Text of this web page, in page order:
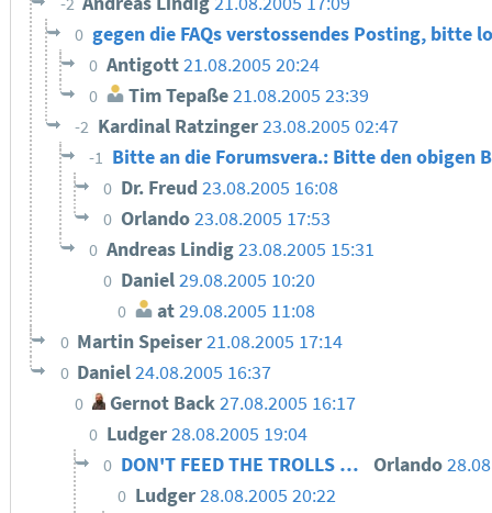
0 gegen die FAQs verstossendes Posting, bitte
0 Antigott21.08.2005 20:24
0 Tim Tepaße21.08.2005 23:39
-2 Kardinal Ratzinger23.08.2005 02:47
-1 Bitte an die Forumsvera.: Bitte den obigen
0 Dr. Freud23.08.2005 16:08
0 Orlando23.08.2005 17:53
0 Andreas Lindig23.08.2005 15:31
0 Daniel29.08.2005 10:20
0 at29.08.2005 11:08
0 Martin Speiser21.08.2005 17:14
0 Daniel24.08.2005 16:37
0 Gernot Back 27.08.2005 16:17
0 Ludger28.08.2005 19:04
0 DON'T FEED THE TROLLS … Orlando
0 Ludger28.08.2005 20:22